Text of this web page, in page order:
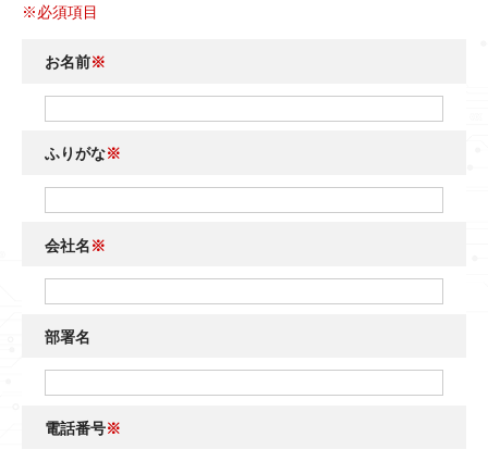
※必須項目
お名前※
ふりがな※
会社名 ※
部署名
電話番号※